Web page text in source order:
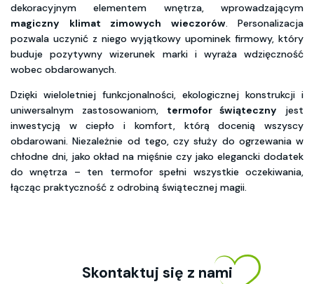
dekoracyjnym elementem wnętrza, wprowadzającym
magiczny klimat zimowych wieczorów. Personalizacja
pozwala uczynić z niego wyjątkowy upominek firmowy, który
buduje pozytywny wizerunek marki i wyraża wdzięczność
wobec obdarowanych.
Dzięki wieloletniej funkcjonalności, ekologicznej konstrukcji i
uniwersalnym zastosowaniom, termofor świąteczny jest
inwestycją w ciepło i komfort, którą docenią wszyscy
obdarowani. Niezależnie od tego, czy służy do ogrzewania w
chłodne dni, jako okład na mięśnie czy jako elegancki dodatek
do wnętrza – ten termofor spełni wszystkie oczekiwania,
łącząc praktyczność z odrobiną świątecznej magii.
Skontaktuj się z nami